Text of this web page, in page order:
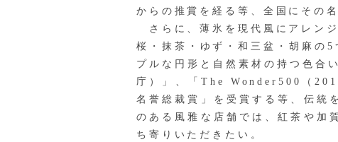
からの推賞を経る等、全国にその
さらに、薄氷を現代風にアレン
桜・抹茶・ゆず・和三盆・胡麻の
プルな円形と自然素材の持つ色合
庁）」、「The Wonder500（
名誉総裁賞」を受賞する等、伝統
のある風雅な店舗では、紅茶や加
ち寄りいただきたい。